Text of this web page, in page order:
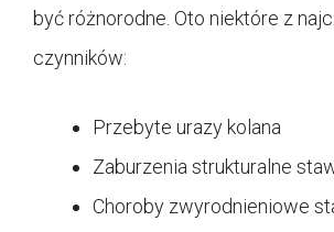
być różnorodne. Oto niektóre z
czynników:
Przebyte urazy kolana
Zaburzenia strukturalne
Choroby zwyrodnieniowe